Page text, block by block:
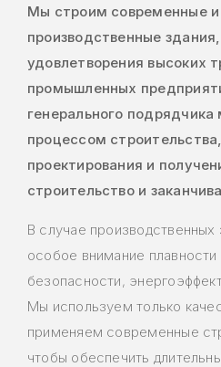
Мы строим современные
производственные
удовлетворения высоких
промышленных
генерального
процессом
проектирования и
строительство и
В случае
особое внимание
безопасности,
Мы используем только
применяем современные
чтобы обеспечить